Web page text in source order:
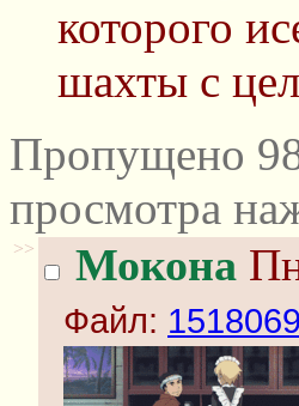
которого
шахты с
Пропущено
просмотра
>> Мокона
Файл: